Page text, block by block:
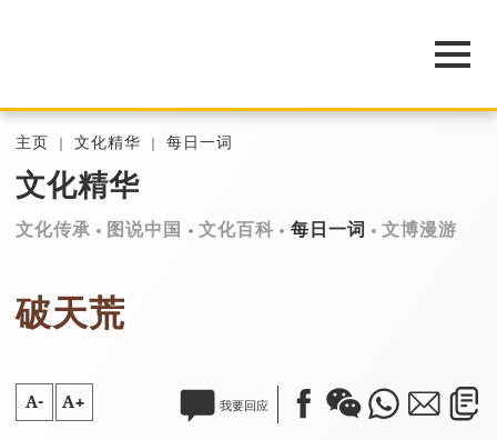
主页 文化精华 每日一词
文化精华
文化传承 图说中国 文化百科 每日一词 文博漫游
破天荒
A- A+ 我要回应